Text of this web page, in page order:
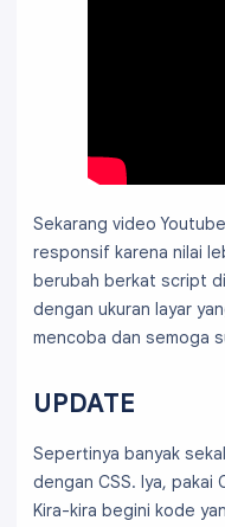
Sekarang video
responsif karena nilai
berubah berkat script
dengan ukuran layar
mencoba dan semoga
UPDATE
Sepertinya banyak
dengan CSS. Iya, pakai
Kira-kira begini kode